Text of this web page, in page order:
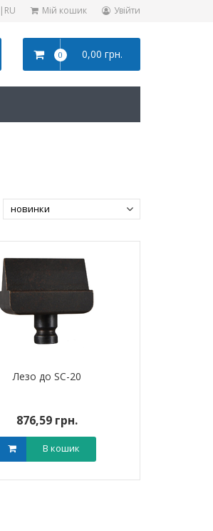
| RU Мій кошик Увійти
0 0,00 грн.
Лезо до SC-20
876,59 грн.
В кошик